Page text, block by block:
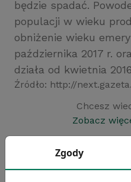
będzie spadać.
populacji w wieku
obniżenie wieku
października 2017 r.
działa od kwietnia
Źródło: http://
Chcesz
Zobacz
Zgody